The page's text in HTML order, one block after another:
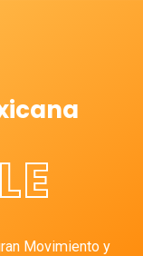
Movimiento y